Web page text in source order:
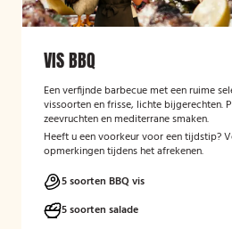
VIS BBQ
Een verfijnde barbecue met een ruime
vissoorten en frisse, lichte bijgerechten.
zeevruchten en mediterrane smaken.
Heeft u een voorkeur voor een tijdstip?
opmerkingen tijdens het afrekenen.
5 soorten BBQ vis
5 soorten salade